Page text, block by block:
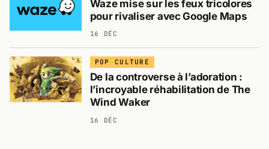
Waze mise sur les feux tricolores
pour rivaliser avec Google Maps
16 DÉC
POP CULTURE
De la controverse à l’adoration :
l’incroyable réhabilitation de The
Wind Waker
16 DÉC